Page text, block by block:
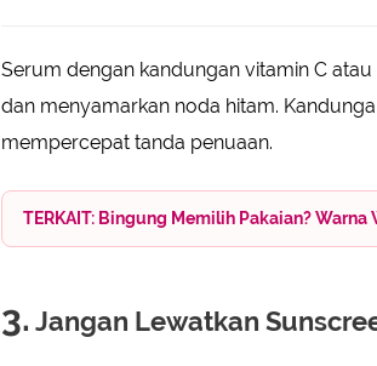
Serum dengan kandungan vitamin C
dan menyamarkan noda hitam.
mempercepat tanda penuaan.
TERKAIT: Bingung Memilih Pakaian?
3. Jangan Lewatkan